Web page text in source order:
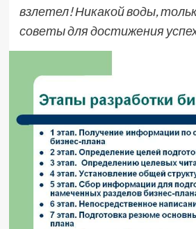
взлетел! Никакой воды,
советы для достижения